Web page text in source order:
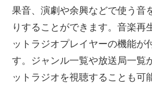
果音、演劇や余興などで使う音
りすることができます。音楽再
ットラジオプレイヤーの機能が
す。ジャンル一覧や放送局一覧
ットラジオを視聴することも可